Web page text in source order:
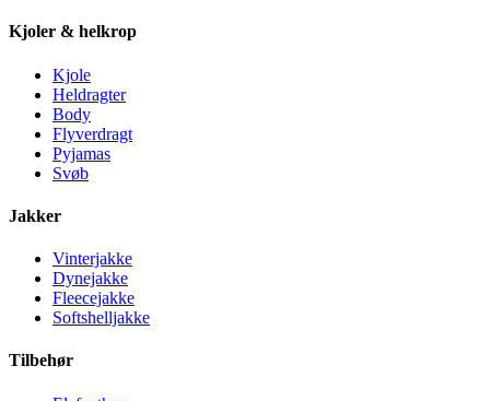
Kjoler & helkrop
Kjole
Heldragter
Body
Flyverdragt
Pyjamas
Svøb
Jakker
Vinterjakke
Dynejakke
Fleecejakke
Softshelljakke
Tilbehør